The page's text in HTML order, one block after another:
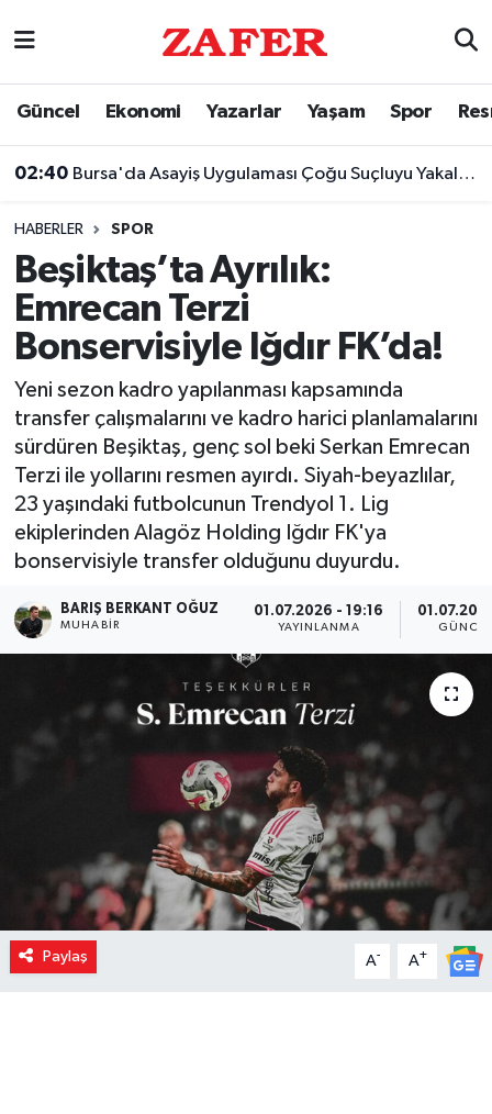
Güncel Ekonomi Yazarlar Yaşam Spor
02:40 Bursa'da Asayiş Uygulaması Çoğu Suçluyu Yakalattı
HABERLER SPOR
Beşiktaş’ta Ayrılık:
Emrecan Terzi
Bonservisiyle Iğdır FK’da!
Yeni sezon kadro yapılanması kapsamında
transfer çalışmalarını ve kadro harici planlamalarını
sürdüren Beşiktaş, genç sol beki Serkan Emrecan
Terzi ile yollarını resmen ayırdı. Siyah-beyazlılar,
23 yaşındaki futbolcunun Trendyol 1. Lig
ekiplerinden Alagöz Holding Iğdır FK'ya
bonservisiyle transfer olduğunu duyurdu.
BARIŞ BERKANT OĞUZ
MUHABIR
01.07.2026 - 19:16
YAYINLANMA
Paylaş A- A+
Nöbetçi Eczaneler
Trafik Durumu
Süper Lig Puan Durumu ve Fikstür
Tüm Manşetler
Son Dakika Haberleri
Haber Arşivi